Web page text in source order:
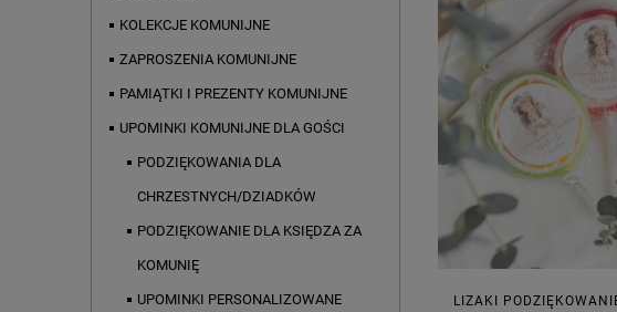
KOLEKCJE KOMUNIJNE
ZAPROSZENIA KOMUNIJNE
PAMIĄTKI I PREZENTY KOMUNIJNE
UPOMINKI KOMUNIJNE DLA GOŚCI
PODZIĘKOWANIA DLA
CHRZESTNYCH/DZIADKÓW
PODZIĘKOWANIE DLA KSIĘDZA ZA
KOMUNIĘ
UPOMINKI PERSONALIZOWANE
LIZAKI